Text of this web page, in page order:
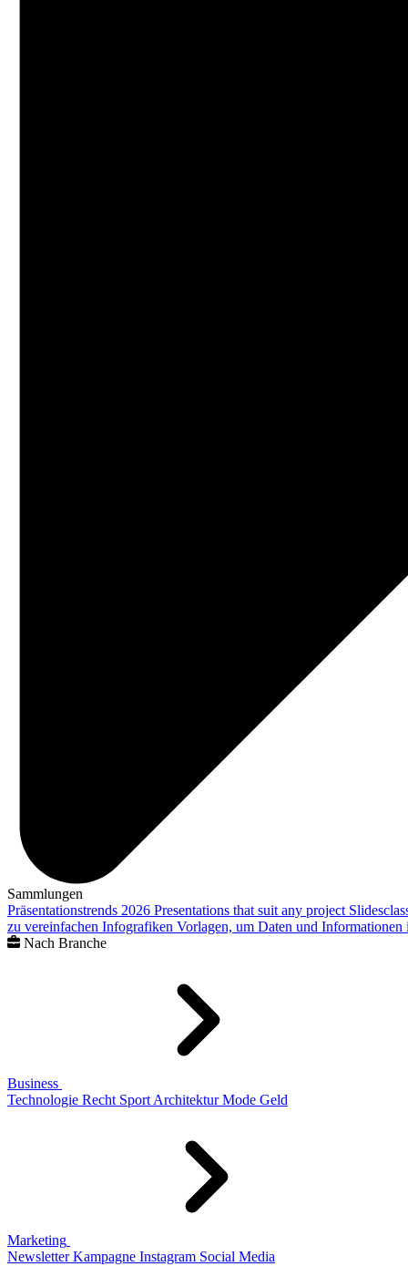
Sammlungen
Präsentationstrends 2026 Presentations that suit any project
zu vereinfachen Infografiken Vorlagen, um Daten und
Nach Branche
Business
Technologie Recht Sport Architektur Mode Geld
Marketing
Newsletter Kampagne Instagram Social Media